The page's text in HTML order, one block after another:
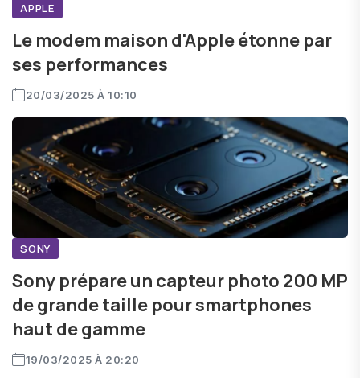
APPLE
Le modem maison d'Apple étonne par
ses performances
20/03/2025 À 10:10
SONY
Sony prépare un capteur photo 200 MP
de grande taille pour smartphones
haut de gamme
19/03/2025 À 20:20